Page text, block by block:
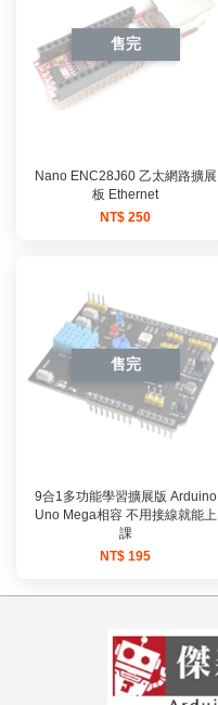
售完
Nano ENC28J60 乙太網路擴展
板 Ethernet
NT$ 250
售完
9合1多功能學習擴展版 Arduino
Uno Mega相容 不用接線就能上
課
NT$ 195